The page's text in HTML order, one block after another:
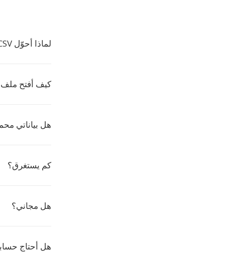
لماذا أحوّل CSV إلى XPS؟
كيف أفتح ملف XPS؟
هل بياناتي
كم يستغرق؟
هل مجاني؟
هل أحتاج